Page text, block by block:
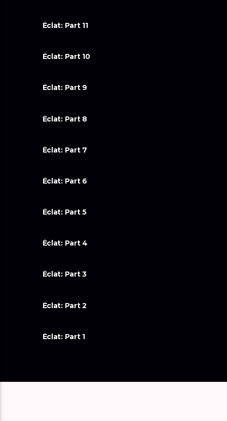
Éclat: Part 11
Éclat: Part 10
Éclat: Part 9
Éclat: Part 8
Éclat: Part 7
Éclat: Part 6
Éclat: Part 5
Éclat: Part 4
Éclat: Part 3
Éclat: Part 2
Éclat: Part 1